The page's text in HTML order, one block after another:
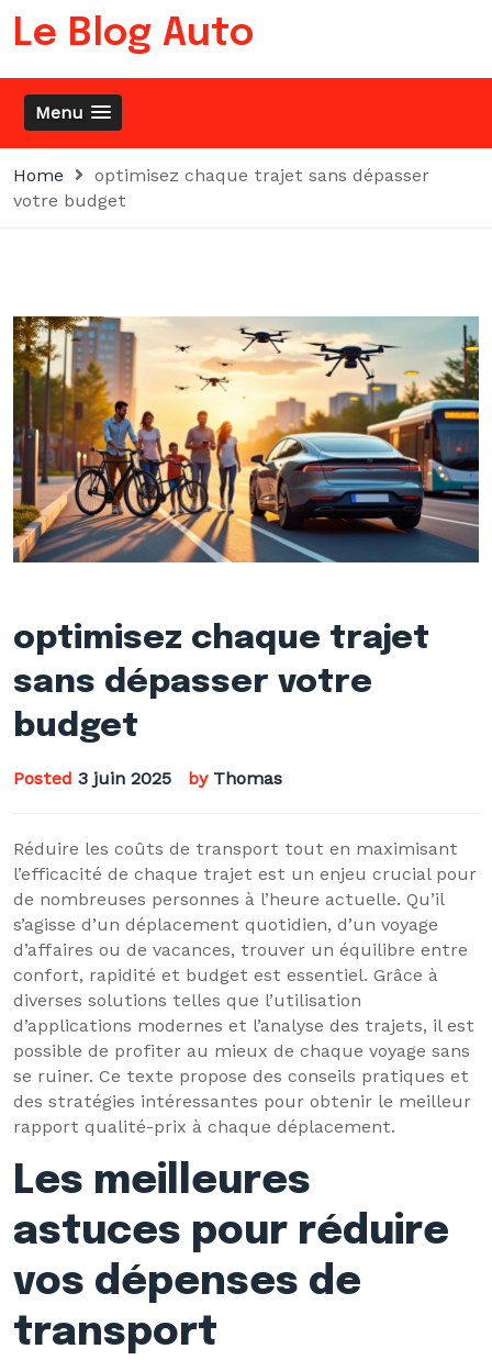
Skip
Le Blog Auto
Menu
Home
optimisez chaque trajet sans dépasser
votre budget
optimisez chaque trajet
sans dépasser votre
budget
Posted 3 juin 2025 by Thomas
Réduire les coûts de transport tout en maximisant
l’efficacité de chaque trajet est un enjeu crucial pour
de nombreuses personnes à l’heure actuelle. Qu’il
s’agisse d’un déplacement quotidien, d’un voyage
d’affaires ou de vacances, trouver un équilibre entre
confort, rapidité et budget est essentiel. Grâce à
diverses solutions telles que l’utilisation
d’applications modernes et l’analyse des trajets, il est
possible de profiter au mieux de chaque voyage sans
se ruiner. Ce texte propose des conseils pratiques et
des stratégies intéressantes pour obtenir le meilleur
rapport qualité-prix à chaque déplacement.
Les meilleures
astuces pour réduire
vos dépenses de
transport